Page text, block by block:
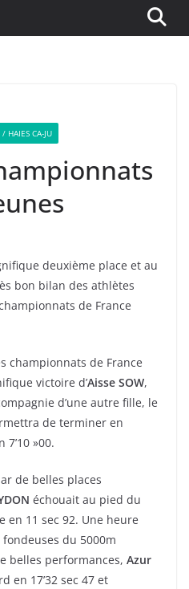
HAIES CA-JU
deuxième place et au
bon bilan des athlètes
de France
championnats de France
victoire d’Aisse SOW,
d’une autre fille, le
de terminer en
»00.
de belles places
échouait au pied du
en 11 sec 92. Une heure
du 5000m
belles performances, Azur
en 17’32 sec 47 et